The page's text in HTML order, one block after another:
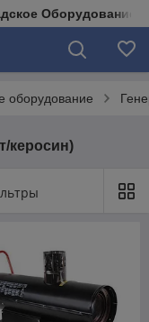
Оборудование
оборудование
керосин)